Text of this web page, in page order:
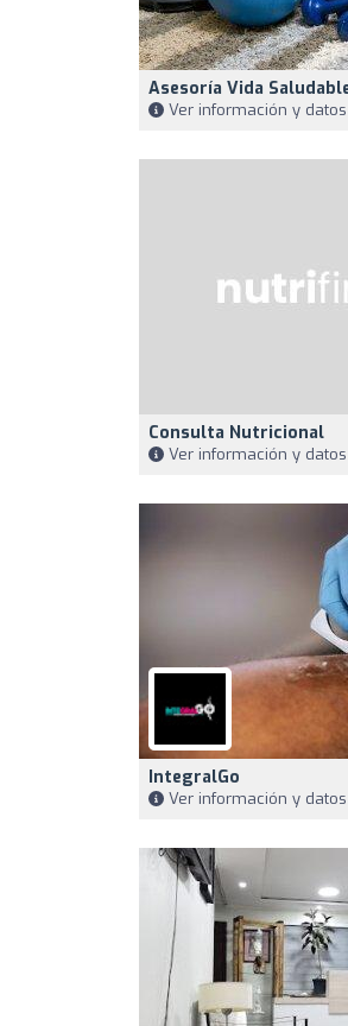
Asesoría Vida
Ver información y
Consulta Nutricional
Ver información y
IntegralGo
Ver información y